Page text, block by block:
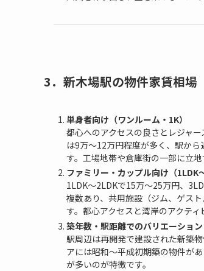
3．新木場駅の物件家賃相場
単身者向け（ワンルーム・1K）
都心へのアクセスの良さとレジャ
は9万～12万円程度が多く、駅か
す。工場地帯や倉庫街の一部に立
ファミリー・カップル向け（1LDK
1LDK～2LDKで15万～25万円、
複数あり、共用施設（ジム、ゲス
す。都心アクセスと湾岸のアクテ
築年数・駅距離でのバリエーション
駅周辺は再開発で建設された新築
アには昭和～平成初期築の物件が
が多いのが特徴です。